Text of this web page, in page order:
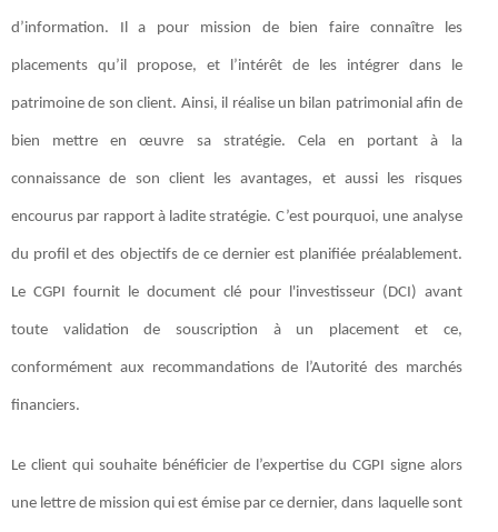
d’information. Il a pour mission de bien faire connaître les
placements qu’il propose, et l’intérêt de les intégrer dans le
patrimoine de son client. Ainsi, il réalise un bilan patrimonial afin de
bien mettre en œuvre sa stratégie. Cela en portant à la
connaissance de son client les avantages, et aussi les risques
encourus par rapport à ladite stratégie. C’est pourquoi, une analyse
du profil et des objectifs de ce dernier est planifiée préalablement.
Le CGPI fournit le document clé pour l'investisseur (DCI) avant
toute validation de souscription à un placement et ce,
conformément aux recommandations de l’Autorité des marchés
financiers.
Le client qui souhaite bénéficier de l’expertise du CGPI signe alors
une lettre de mission qui est émise par ce dernier, dans laquelle sont